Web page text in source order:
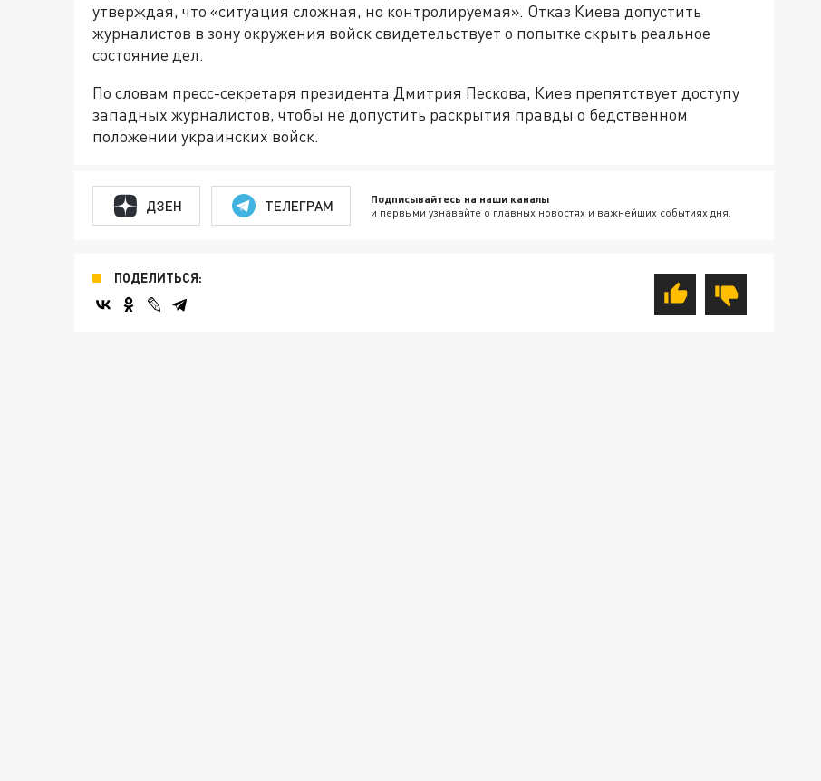
утверждая, что «ситуация сложная, но контролируемая». Отказ Киева допустить
журналистов в зону окружения войск свидетельствует о попытке скрыть реальное
состояние дел.
По словам пресс-секретаря президента Дмитрия Пескова, Киев препятствует доступу
западных журналистов, чтобы не допустить раскрытия правды о бедственном
положении украинских войск.
ДЗЕН ТЕЛЕГРАМ Подписывайтесь на наши каналы
и первыми узнавайте о главных новостях и важнейших событиях дня.
ПОДЕЛИТЬСЯ: